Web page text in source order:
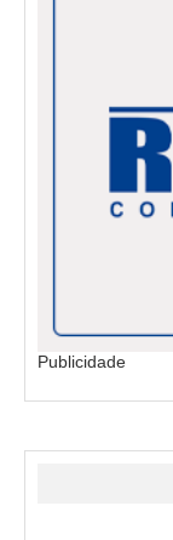
Publicidade